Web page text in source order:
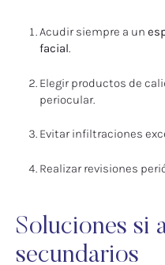
Acudir siempre a un
facial.
Elegir productos de
periocular.
Evitar infiltraciones
Realizar revisiones
Soluciones si
secundarios